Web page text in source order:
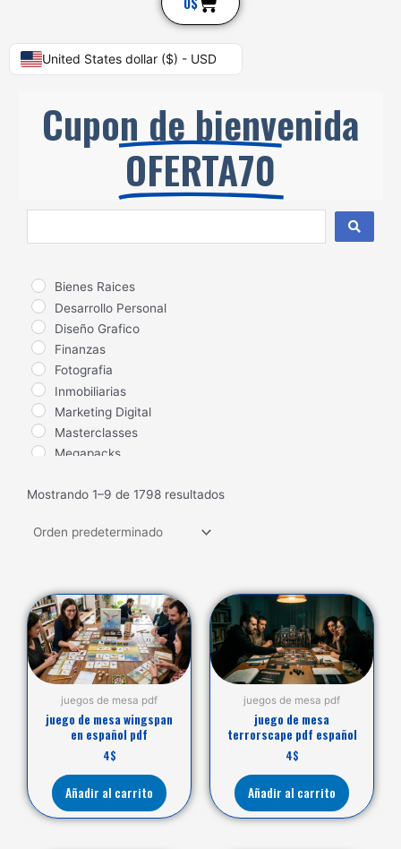
United States dollar ($) - USD
Cupon de bienvenida
OFERTA70
Bienes Raices
Desarrollo Personal
Diseño Grafico
Finanzas
Fotografia
Inmobiliarias
Marketing Digital
Masterclasses
Megapacks
Salud
Trading
Mostrando 1–9 de 1798 resultados
juegos de mesa pdf
juego de mesa wingspan
en español pdf
4$
Añadir al carrito
juegos de mesa pdf
juego de mesa
terrorscape pdf español
4$
Añadir al carrito